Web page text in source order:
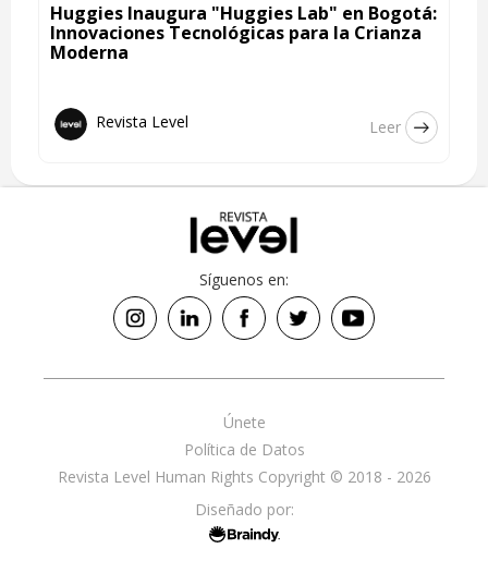
Huggies Inaugura "Huggies Lab" en Bogotá:
Innovaciones Tecnológicas para la Crianza
Moderna
Revista Level Leer
Síguenos en:
Revista Level Human Rights Copyright © 2018 - 2026
Política de Datos
Únete
Diseñado por: